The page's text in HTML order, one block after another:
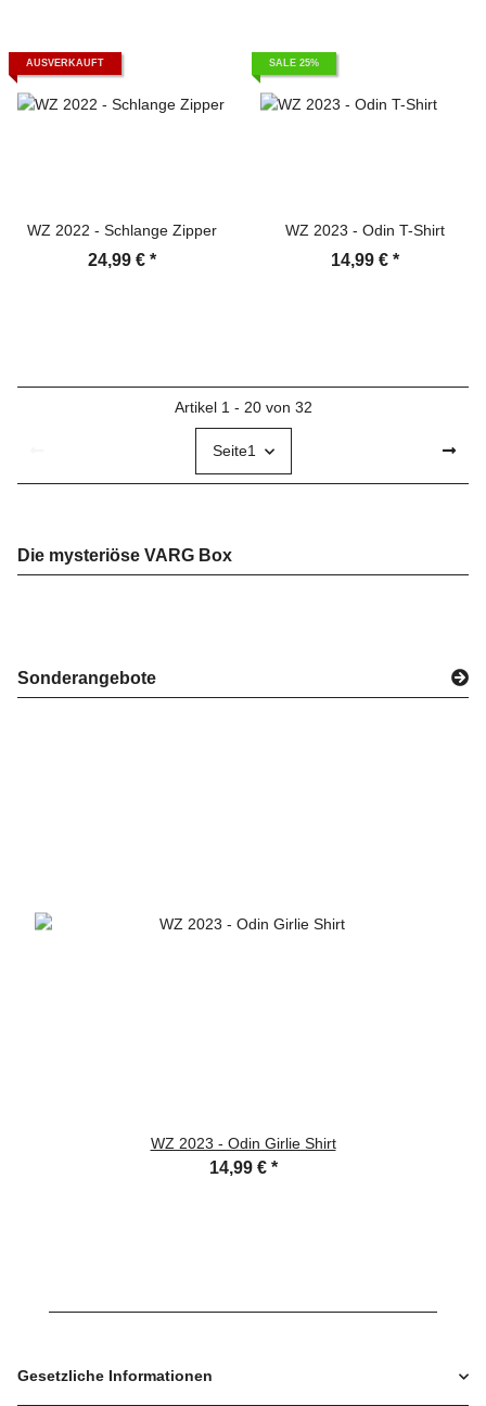
AUSVERKAUFT
WZ 2022 - Schlange Zipper
24,99 € *
SALE 25%
WZ 2023 - Odin T-Shirt
14,99 € *
Artikel 1 - 20 von 32
Seite1
Die mysteriöse VARG Box
Sonderangebote
WZ 2023 - Odin Girlie Shirt
14,99 € *
Gesetzliche Informationen